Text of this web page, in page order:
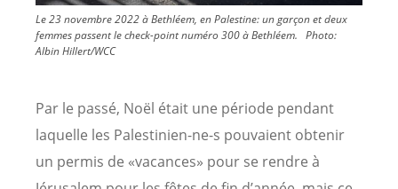
Le 23 novembre 2022 à Bethléem, en Palestine: un garçon et deux
femmes passent le check-point numéro 300 à Bethléem. Photo:
Albin Hillert/WCC
Par le passé, Noël était une période pendant
laquelle les Palestinien-ne-s pouvaient obtenir
un permis de «vacances» pour se rendre à